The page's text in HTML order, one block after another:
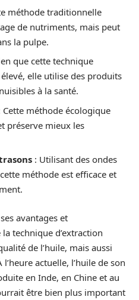
méthode traditionnelle
de nutriments, mais peut
la pulpe.
que cette technique
elle utilise des produits
à la santé.
Cette méthode écologique
préserve mieux les
: Utilisant des ondes
méthode est efficace et
avantages et
technique d’extraction
de l’huile, mais aussi
actuelle, l’huile de son
en Inde, en Chine et au
être bien plus important